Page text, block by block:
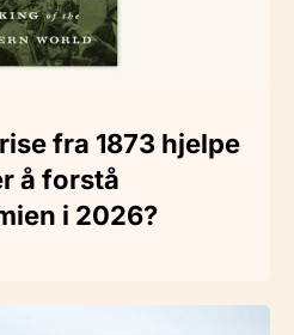
fra 1873 hjelpe
å forstå
i 2026?